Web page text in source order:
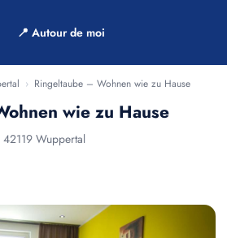
📍 Autour de moi
› Ringeltaube – Wohnen wie zu Hause
wie zu Hause
Wuppertal